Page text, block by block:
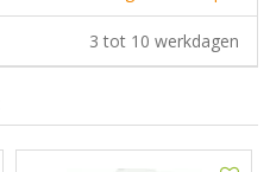
3 tot 10 werkdagen